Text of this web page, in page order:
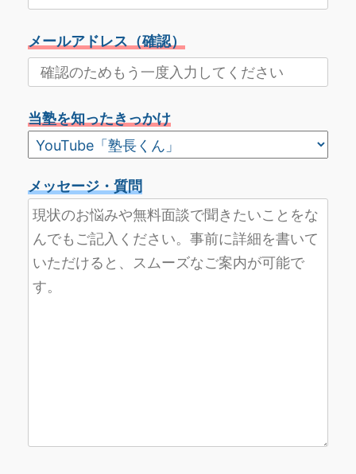
メールアドレス（確認）
当塾を知ったきっかけ
メッセージ・質問